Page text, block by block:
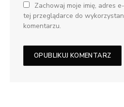
Zachowaj moje imię, adres
tej przeglądarce do
komentarzu.